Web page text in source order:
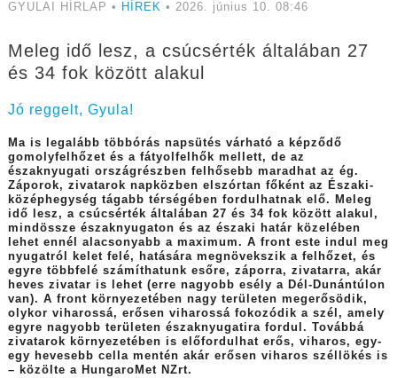
GYULAI HÍRLAP • HÍREK • 2026. június 10. 08:46
Meleg idő lesz, a csúcsérték általában 27
és 34 fok között alakul
Jó reggelt, Gyula!
Ma is legalább többórás napsütés várható a képződő
gomolyfelhőzet és a fátyolfelhők mellett, de az
északnyugati országrészben felhősebb maradhat az ég.
Záporok, zivatarok napközben elszórtan főként az Északi-
középhegység tágabb térségében fordulhatnak elő. Meleg
idő lesz, a csúcsérték általában 27 és 34 fok között alakul,
mindössze északnyugaton és az északi határ közelében
lehet ennél alacsonyabb a maximum. A front este indul meg
nyugatról kelet felé, hatására megnövekszik a felhőzet, és
egyre többfelé számíthatunk esőre, záporra, zivatarra, akár
heves zivatar is lehet (erre nagyobb esély a Dél-Dunántúlon
van). A front környezetében nagy területen megerősödik,
olykor viharossá, erősen viharossá fokozódik a szél, amely
egyre nagyobb területen északnyugatira fordul. Továbbá
zivatarok környezetében is előfordulhat erős, viharos, egy-
egy hevesebb cella mentén akár erősen viharos széllökés is
– közölte a HungaroMet NZrt.